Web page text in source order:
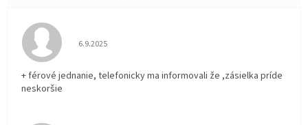
Hodnotenie obchodu je 5 z 5 hviezdičiek.
6.9.2025
+ férové jednanie, telefonicky ma informovali že ,zásielka príde
neskoršie